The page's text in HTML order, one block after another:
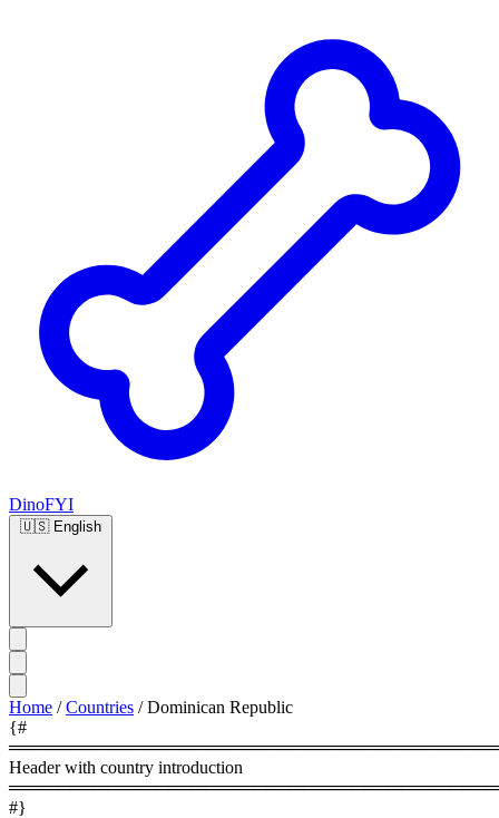
DinoFYI
🇺🇸 English
Home / Countries / Dominican Republic
{#
Header with country introduction
#}